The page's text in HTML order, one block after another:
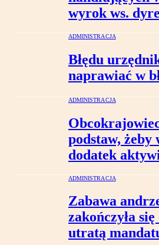
wyrok ws.
ADMINISTRACJA
Błędu
naprawiać w
ADMINISTRACJA
podstaw, żeby
dodatek
ADMINISTRACJA
Zabawa
zakończyła
utratą